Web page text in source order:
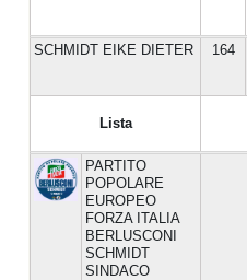
SCHMIDT EIKE DIETER 164
Lista
PARTITO
POPOLARE
EUROPEO
FORZA ITALIA
BERLUSCONI
SCHMIDT
SINDACO